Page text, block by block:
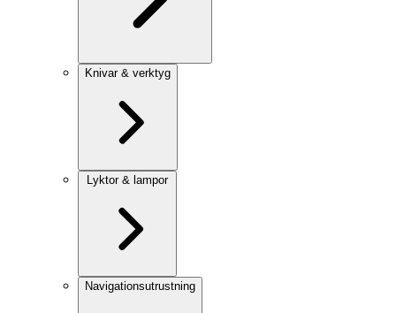
Knivar & verktyg
Lyktor & lampor
Navigationsutrustning